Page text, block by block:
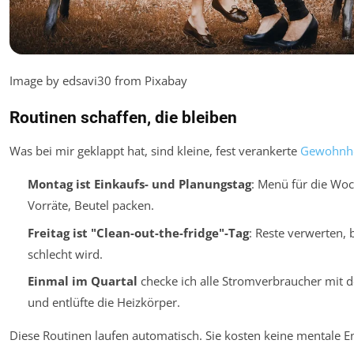
Image by edsavi30 from Pixabay
Routinen schaffen, die bleiben
Was bei mir geklappt hat, sind kleine, fest verankerte
Montag ist Einkaufs- und Planungstag: Menü für die
Vorräte, Beutel packen.
Freitag ist "Clean-out-the-fridge"-Tag: Reste verwerten,
schlecht wird.
Einmal im Quartal checke ich alle Stromverbraucher mit
und entlüfte die Heizkörper.
Diese Routinen laufen automatisch. Sie kosten keine mentale